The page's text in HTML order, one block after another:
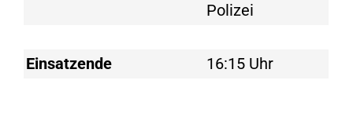
Polizei
Einsatzende 16:15 Uhr